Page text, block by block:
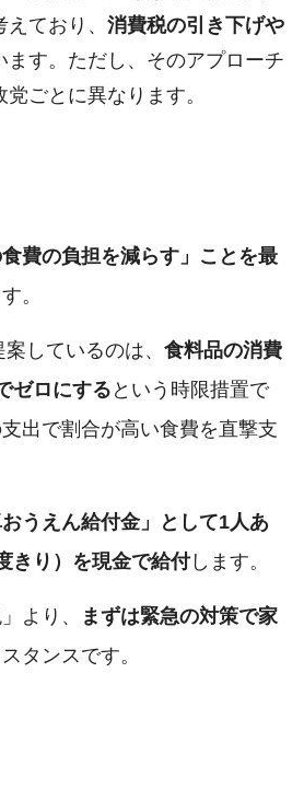
えており、 消費税の引き下げや
ます。ただし、そのアプローチ
ごとに異なります。
食費の負担を減らす」ことを最
。
しているのは、 食料品の消費
ゼロにする という時限措置で
出で割合が高い食費を直撃支
おうえん給付金」として1人あ
きり）を現金で給付します。
より、
まずは緊急の対策で家
タンスです。